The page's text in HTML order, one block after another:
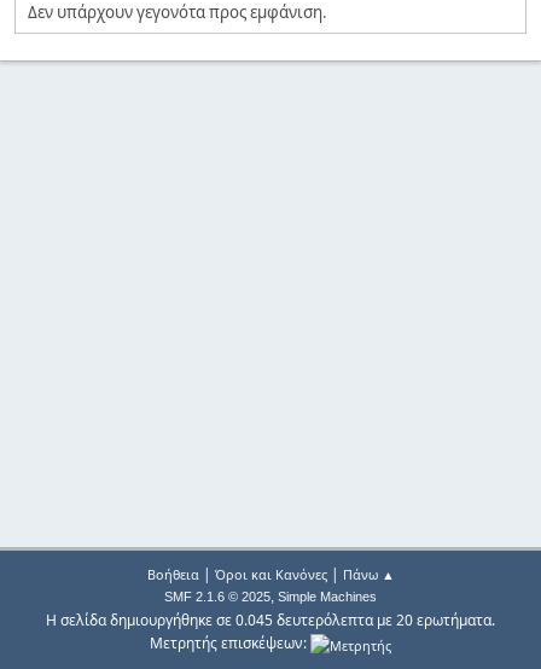
Δεν υπάρχουν γεγονότα προς εμφάνιση.
Βοήθεια| Όροι και Κανόνες| Πάνω ▲
SMF 2.1.6 © 2025, Simple Machines
Η σελίδα δημιουργήθηκε σε 0.045 δευτερόλεπτα με 20 ερωτήματα.
Μετρητής επισκέψεων: